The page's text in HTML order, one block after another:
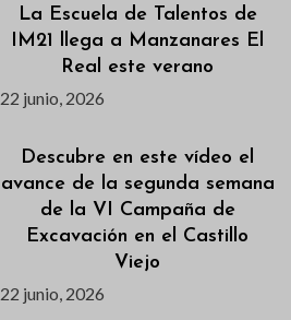
La Escuela de Talentos de
IM21 llega a Manzanares El
Real este verano
22 junio, 2026
Descubre en este vídeo el
avance de la segunda semana
de la VI Campaña de
Excavación en el Castillo
Viejo
22 junio, 2026